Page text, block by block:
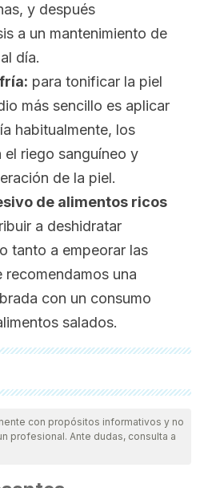
y después
a un mantenimiento de
día.
para tonificar la piel
más sencillo es aplicar
habitualmente, los
el riego sanguíneo y
de la piel.
de alimentos ricos
a deshidratar
tanto a empeorar las
recomendamos una
con un consumo
salados.
revisadas a profundidad por
su calidad, confiabilidad,
de este artículo fue
con propósitos informativos y no
profesional. Ante dudas, consulta a